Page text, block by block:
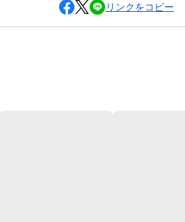
リンクをコピー